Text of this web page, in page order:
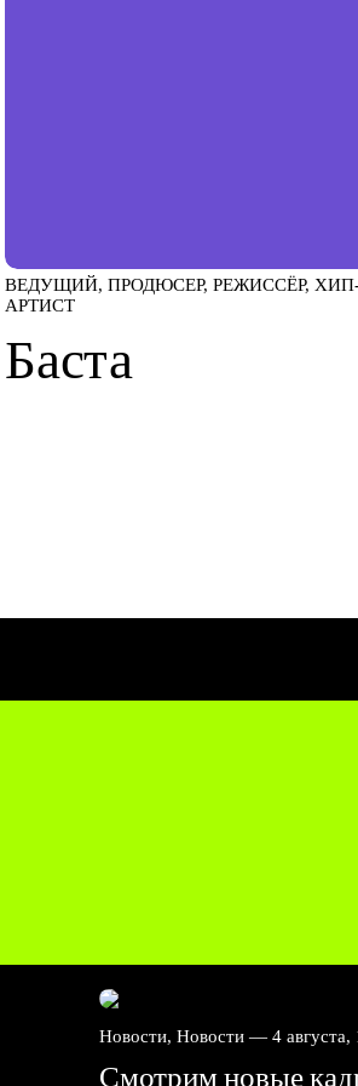
ВЕДУЩИЙ, ПРОДЮСЕР, РЕЖИССЁР,
АРТИСТ
Баста
Новости, Новости — 4 августа,
Смотрим новые